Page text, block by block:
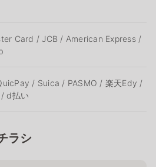
Card / JCB / American Express /
/ Suica / PASMO / 楽天Edy /
d払い
ラシ